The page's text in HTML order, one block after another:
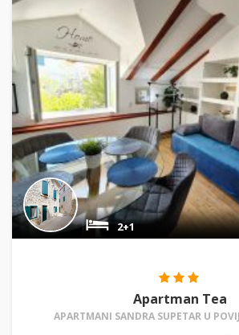
2+1
Apartman Tea
APARTMANI SANDRA SUPETAR U